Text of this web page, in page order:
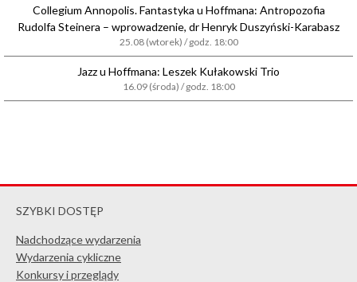
Collegium Annopolis. Fantastyka u Hoffmana: Antropozofia
Rudolfa Steinera – wprowadzenie, dr Henryk Duszyński-Karabasz
25.08 (wtorek) / godz. 18:00
Jazz u Hoffmana: Leszek Kułakowski Trio
16.09 (środa) / godz. 18:00
SZYBKI DOSTĘP
Nadchodzące wydarzenia
Wydarzenia cykliczne
Konkursy i przeglądy